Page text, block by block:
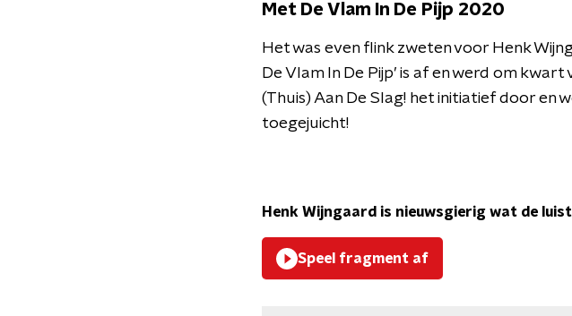
Met De Vlam In De Pijp 2020
Het was even flink zweten voor Henk
De Vlam In De Pijp’ is af en werd om
(Thuis) Aan De Slag! het initiatief door en
toegejuicht!
Henk Wijngaard is nieuwsgierig wat de
Speel fragment af